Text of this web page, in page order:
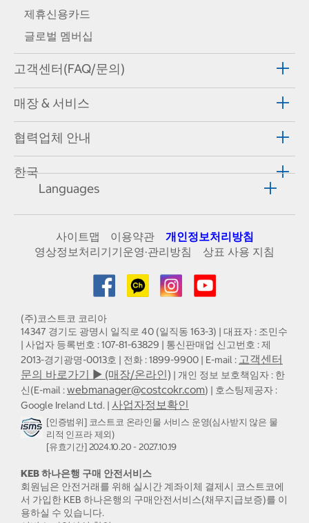
제휴신용카드
글로벌 멤버십
고객센터(FAQ/문의)
매장 & 서비스
협력업체 안내
한국
Languages
사이트맵 이용약관
개인정보처리방침
영상정보처리기기운영·관리방침
상표 사용 지침
(주)코스트코 코리아
14347 경기도 광명시 일직로 40 (일직동 163-3) | 대표자 : 조민수
| 사업자 등록번호 : 107-81-63829 | 통신판매업 신고번호 : 제
2013-경기광명-0013호 | 전화 : 1899-9900 | E-mail : 고객센터
문의 바로가기 ▶ (매장/온라인) | 개인 정보 보호책임자 : 한
신(E-mail :webmanager@costcokr.com) | 호스팅제공자 :
Google Ireland Ltd. | 사업자정보확인
[인증범위] 코스트코 온라인몰 서비스 운영(심사받지 않은 물
리적 인프라 제외)
[유효기간] 2024.10.20 - 2027.10.19
KEB 하나은행 구매 안전서비스
회원님은 안전거래를 위해 실시간 계좌이체 결제시 코스트코에
서 가입한 KEB 하나은행의 구매안전서비스(채무지급보증)를 이
용하실 수 있습니다.